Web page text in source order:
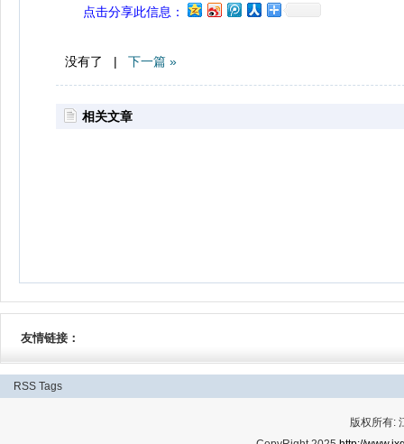
点击分享此信息：
没有了 | 下一篇 »
相关文章
友情链接：
RSS Tags
版权所有: